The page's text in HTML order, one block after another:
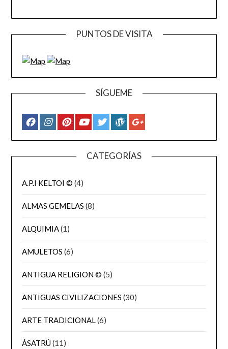
PUNTOS DE VISITA
SÍGUEME
CATEGORÍAS
A.P.I KELTOI © (4)
ALMAS GEMELAS (8)
ALQUIMIA(1)
AMULETOS (6)
ANTIGUA RELIGION © (5)
ANTIGUAS CIVILIZACIONES (30)
ARTE TRADICIONAL(6)
ÁSATRÚ(11)